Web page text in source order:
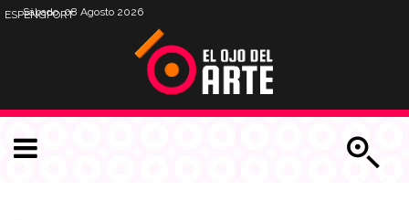
Sábado, 08 Agosto 2026
ESPENGPORT